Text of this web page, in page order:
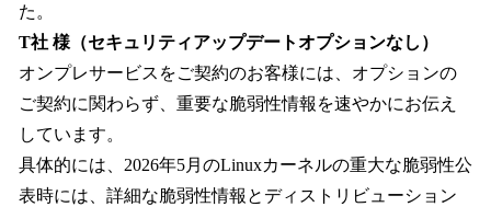
た。
T社 様（セキュリティアップデートオプションなし）
オンプレサービスをご契約のお客様には、オプションの
ご契約に関わらず、重要な脆弱性情報を速やかにお伝え
しています。
具体的には、2026年5月のLinuxカーネルの重大な脆弱性公
表時には、詳細な脆弱性情報とディストリビューション